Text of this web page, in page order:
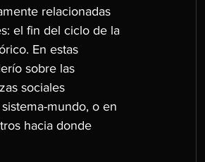
relacionadas
el fin del ciclo de la
En estas
sobre las
sociales
mundo, o en
hacia donde